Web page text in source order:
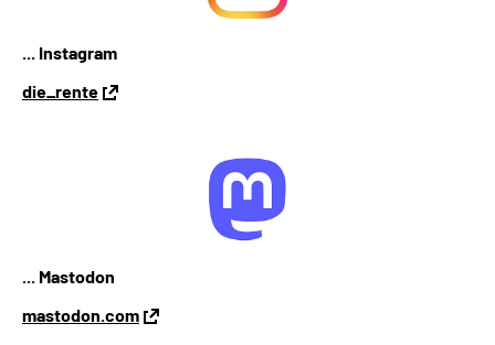
... Instagram
die_rente
... Mastodon
mastodon.com